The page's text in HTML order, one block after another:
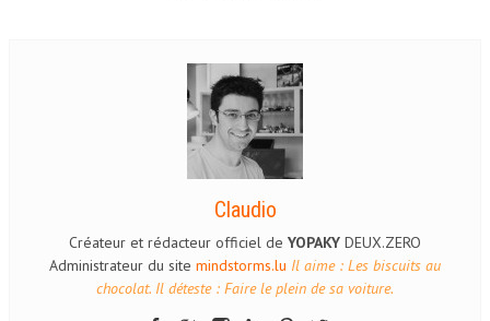
Claudio
Créateur et rédacteur officiel de YOPAKY DEUX.ZERO
Administrateur du site mindstorms.lu Il aime : Les biscuits au
chocolat. Il déteste : Faire le plein de sa voiture.